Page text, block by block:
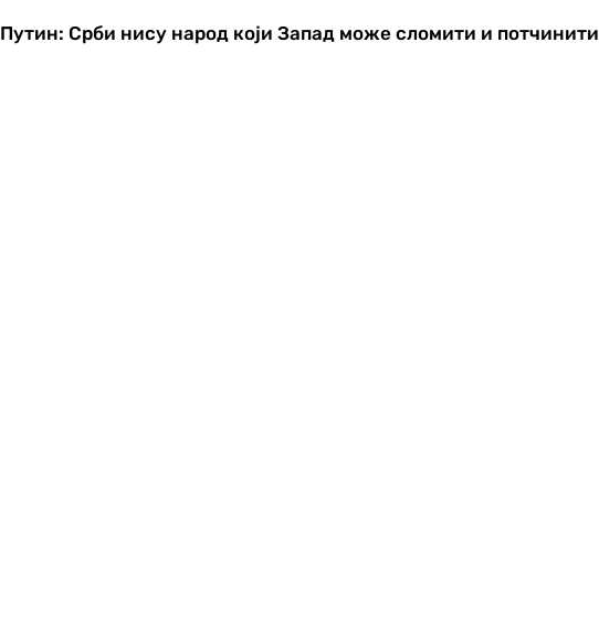
Путин: Срби нису народ који Запад може сломити и потчинити